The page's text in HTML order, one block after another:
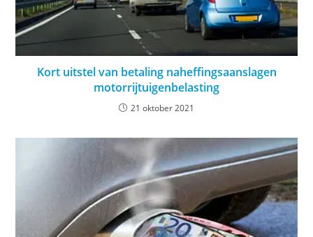
Kort uitstel van betaling naheffingsaanslagen
motorrijtuigenbelasting
21 oktober 2021